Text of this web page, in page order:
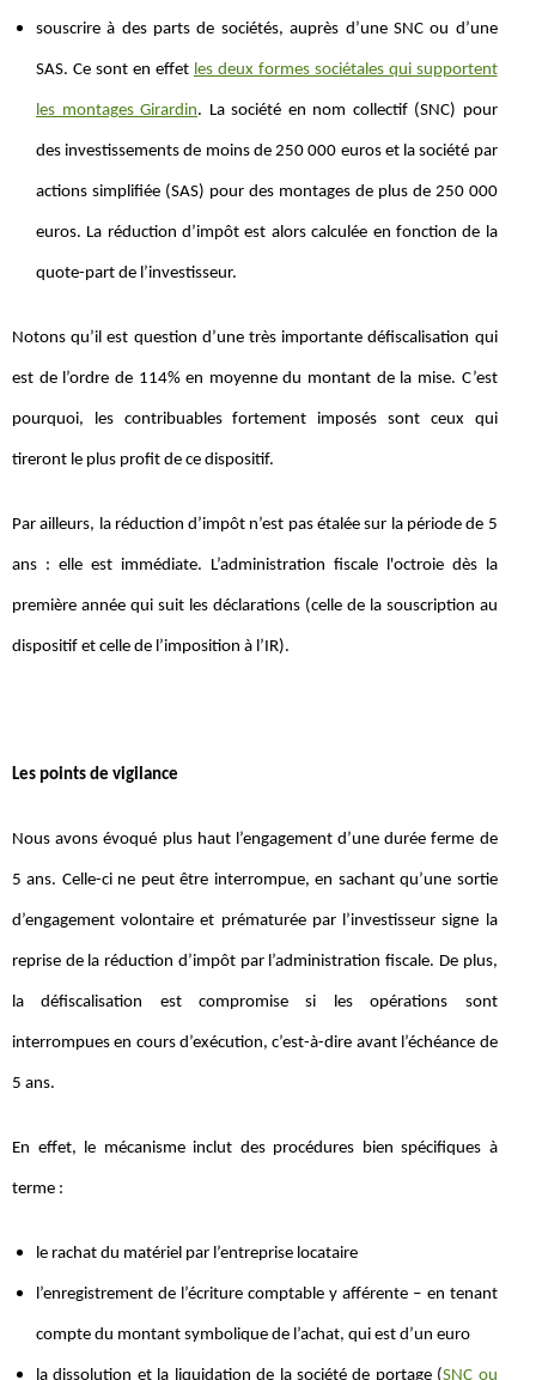
souscrire à des parts de sociétés, auprès d’une SNC ou d’une
SAS. Ce sont en effet les deux formes sociétales qui supportent
les montages Girardin. La société en nom collectif (SNC) pour
des investissements de moins de 250 000 euros et la société par
actions simplifiée (SAS) pour des montages de plus de 250 000
euros. La réduction d’impôt est alors calculée en fonction de la
quote-part de l’investisseur.
Notons qu’il est question d’une très importante défiscalisation qui
est de l’ordre de 114% en moyenne du montant de la mise. C’est
pourquoi, les contribuables fortement imposés sont ceux qui
tireront le plus profit de ce dispositif.
Par ailleurs, la réduction d’impôt n’est pas étalée sur la période de 5
ans : elle est immédiate. L’administration fiscale l'octroie dès la
première année qui suit les déclarations (celle de la souscription au
dispositif et celle de l’imposition à l’IR).
Les points de vigilance
Nous avons évoqué plus haut l’engagement d’une durée ferme de
5 ans. Celle-ci ne peut être interrompue, en sachant qu’une sortie
d’engagement volontaire et prématurée par l’investisseur signe la
reprise de la réduction d’impôt par l’administration fiscale. De plus,
la défiscalisation est compromise si les opérations sont
interrompues en cours d’exécution, c’est-à-dire avant l’échéance de
5 ans.
En effet, le mécanisme inclut des procédures bien spécifiques à
terme :
le rachat du matériel par l’entreprise locataire
l’enregistrement de l’écriture comptable y afférente – en tenant
compte du montant symbolique de l’achat, qui est d’un euro
la dissolution et la liquidation de la société de portage (SNC ou